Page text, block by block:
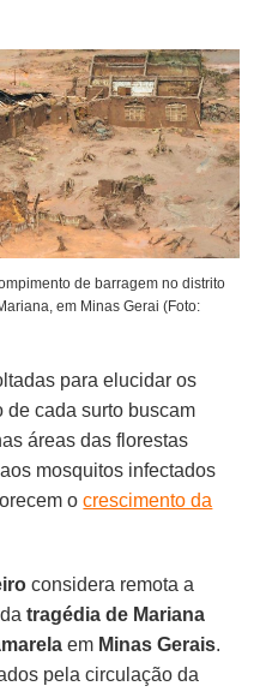
de barragem no distrito
em Minas Gerai (Foto:
para elucidar os
de cada surto buscam
áreas das florestas
mosquitos infectados
ocrescimento da
considera remota a
datragédia de Mariana
em Minas Gerais.
pela circulação da